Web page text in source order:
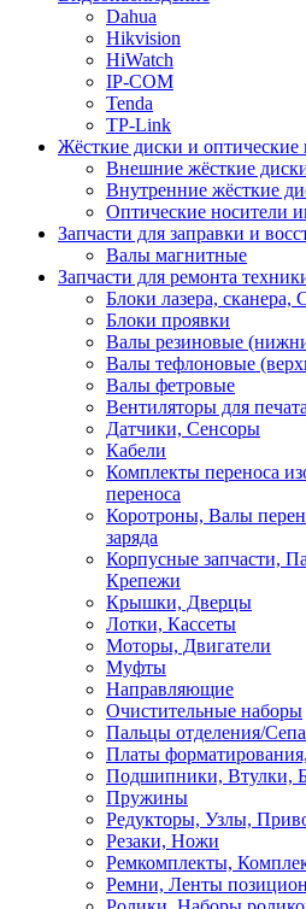
Dahua
Hikvision
HiWatch
IP-COM
Tenda
TP-Link
Жёсткие диски и оптические
Внешние жёсткие
Внутренние жёсткие
Оптические носители
Запчасти для заправки и
Валы магнитные
Запчасти для ремонта
Блоки лазера,
Блоки проявки
Валы резиновые
Валы тефлоновые
Валы фетровые
Вентиляторы для
Датчики, Сенсоры
Кабели
Комплекты переноса
переноса
Коротроны, Валы
заряда
Корпусные запчасти,
Крепежи
Крышки, Дверцы
Лотки, Кассеты
Моторы, Двигатели
Муфты
Направляющие
Очистительные наборы
Пальцы отделения/
Платы
Подшипники, Втулки,
Пружины
Редукторы, Узлы,
Резаки, Ножи
Ремкомплекты,
Ремни, Ленты